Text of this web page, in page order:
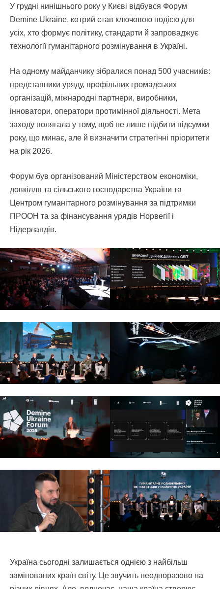
У грудні нинішнього року у Києві відбувся Форум
Demine Ukraine, котрий став ключовою подією для
усіх, хто формує політику, стандарти й запроваджує
технології гуманітарного розмінування в Україні.
На одному майданчику зібралися понад 500 учасників:
представники уряду, профільних громадських
організацій, міжнародні партнери, виробники,
інноватори, оператори протимінної діяльності. Мета
заходу полягала у тому, щоб не лише підбити підсумки
року, що минає, але й визначити стратегічні пріоритети
на рік 2026.
Форум був організований Міністерством економіки,
довкілля та сільського господарства України та
Центром гуманітарного розмінування за підтримки
ПРООН та за фінансування урядів Норвегії і
Нідерландів.
Україна сьогодні залишається однією з найбільш
замінованих країн світу. Це звучить неодноразово на